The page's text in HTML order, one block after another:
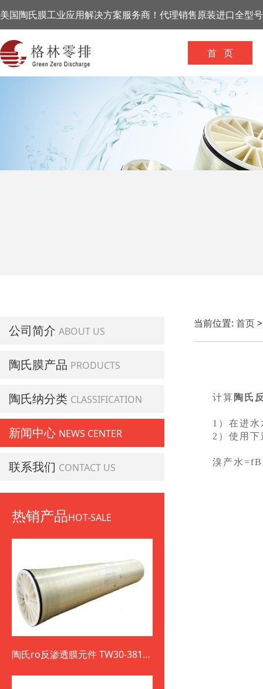
美国陶氏膜工业应用解决方案服务商！代理销售原装进口全型
首 页
公司简介 ABOUT US
陶氏膜产品 PRODUCTS
陶氏纳分类 CLASSIFICATION
新闻中心 NEWS CENTER
联系我们 CONTACT US
热销产品HOT-SALE
陶氏ro反渗透膜元件 TW30-3812-
当前位置: 首页
计算 陶氏
1）在进
2）使用
溴产水